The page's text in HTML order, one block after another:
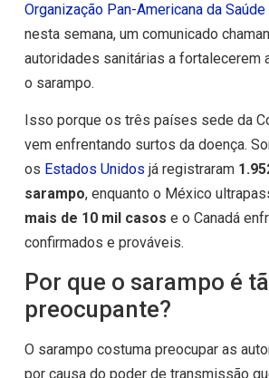
Organização Pan-Americana da Saúde
nesta semana, um comunicado
autoridades sanitárias a fortalecerem
o sarampo.
Isso porque os três países sede da
vem enfrentando surtos da doença.
os Estados Unidos já registraram
sarampo, enquanto o México
mais de 10 mil casos e o Canadá
confirmados e prováveis.
Por que o sarampo é
preocupante?
O sarampo costuma preocupar as
por causa do poder de transmissão